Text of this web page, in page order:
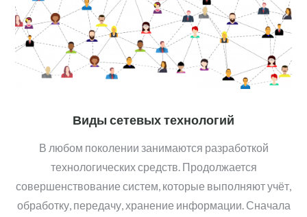
Виды сетевых технологий
В любом поколении занимаются разработкой
технологических средств. Продолжается
совершенствование систем, которые выполняют учёт,
обработку, передачу, хранение информации. Сначала